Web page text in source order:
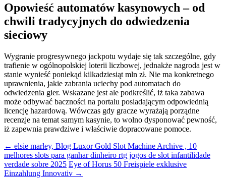
Opowieść automatów kasynowych – od
chwili tradycyjnych do odwiedzenia
sieciowy
Wygranie progresywnego jackpotu wydaje się tak szczególne, gdy
trafienie w ogólnopolskiej loterii liczbowej, jednakże nagroda jest w
stanie wynieść poniekąd kilkadziesiąt mln zł. Nie ma konkretnego
uprawnienia, jakie zabrania uciechy pod automatach do
odwiedzenia gier. Wskazane jest ale podkreślić, iż taka zabawa
może odbywać baczności na portalu posiadającym odpowiednią
licencję hazardową. Wówczas gdy gracze wyrażają porządne
recenzje na temat samym kasynie, to wolno dysponować pewność,
iż zapewnia prawdziwe i właściwie dopracowane pomoce.
Beitragsnavigation
← elsie marley, Blog Luxor Gold Slot Machine Archive , 10
melhores slots para ganhar dinheiro rtg jogos de slot infantilidade
verdade sobre 2025 Eye of Horus 50 Freispiele exklusive
Einzahlung Innovativ →